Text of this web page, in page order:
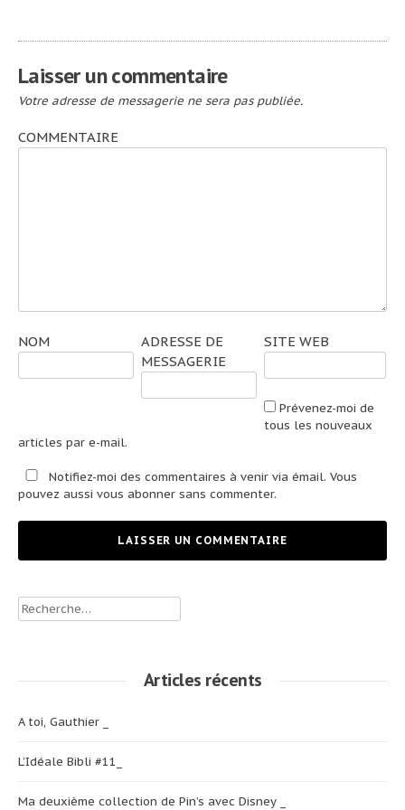
Laisser un commentaire
Votre adresse de messagerie ne sera pas publiée.
COMMENTAIRE
NOM
ADRESSE DE
MESSAGERIE
SITE WEB
Prévenez-moi de
tous les nouveaux
articles par e-mail.
Notifiez-moi des commentaires à venir via émail. Vous
pouvez aussi vous abonner sans commenter.
Rechercher :
Articles récents
A toi, Gauthier _
L’Idéale Bibli #11_
Ma deuxième collection de Pin’s avec Disney _